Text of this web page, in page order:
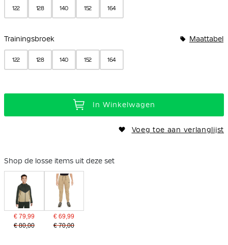
122 128 140 152 164
Trainingsbroek Maattabel
122 128 140 152 164
In Winkelwagen
Voeg toe aan verlanglijst
Shop de losse items uit deze set
€ 79,99
€ 80,00
€ 69,99
€ 70,00